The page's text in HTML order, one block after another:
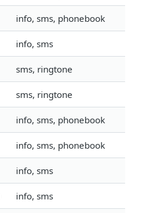
info, sms, phonebook
info, sms
sms, ringtone
sms, ringtone
info, sms, phonebook
info, sms, phonebook
info, sms
info, sms